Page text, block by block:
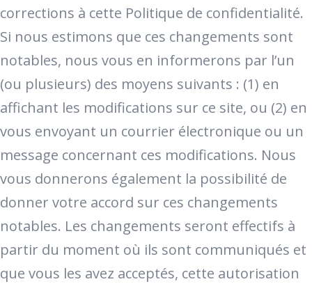
corrections à cette Politique de confidentialité.
Si nous estimons que ces changements sont
notables, nous vous en informerons par l’un
(ou plusieurs) des moyens suivants : (1) en
affichant les modifications sur ce site, ou (2) en
vous envoyant un courrier électronique ou un
message concernant ces modifications. Nous
vous donnerons également la possibilité de
donner votre accord sur ces changements
notables. Les changements seront effectifs à
partir du moment où ils sont communiqués et
que vous les avez acceptés, cette autorisation